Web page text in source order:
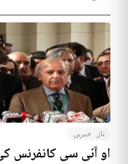
تازہ خبریں
او آئی سی کانفرنس